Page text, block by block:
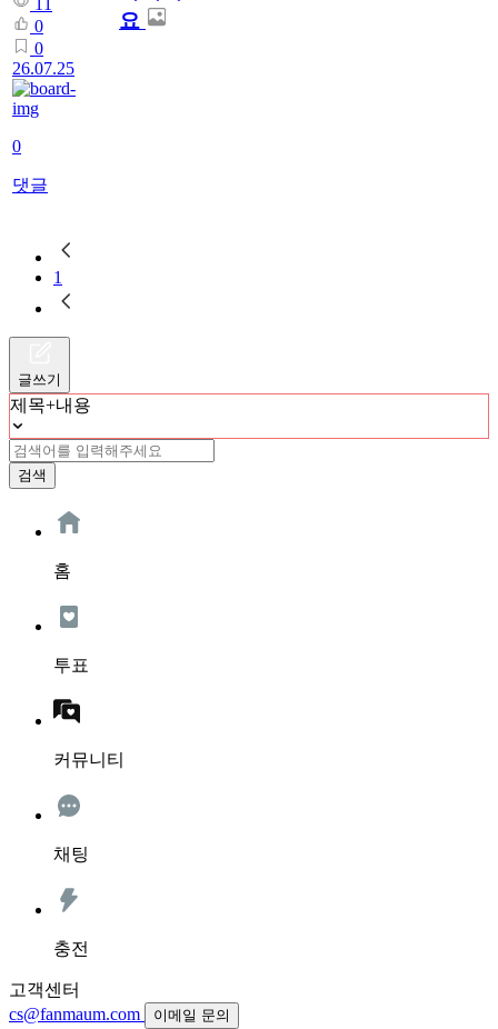
0
0
26.07.25
0
댓글
요
1
글쓰기
제목+내용
검색
홈
투표
커뮤니티
채팅
충전
고객센터
cs@fanmaum.com
이메일 문의